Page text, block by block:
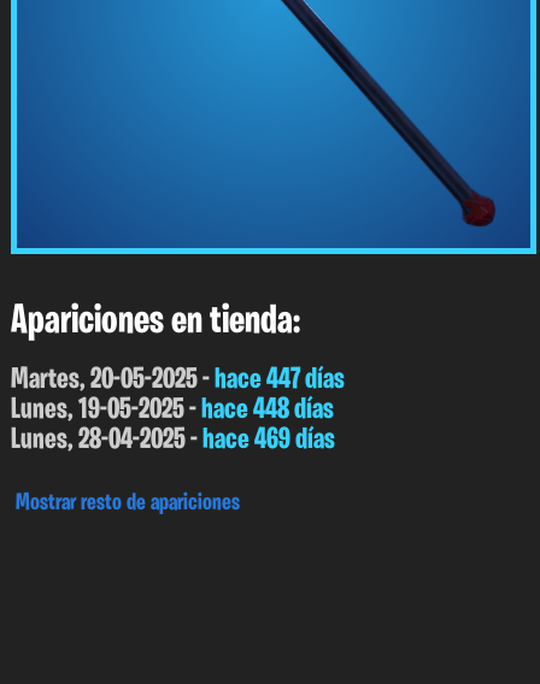
Apariciones en tienda:
Martes, 20-05-2025 -hace 447 días
Lunes, 19-05-2025 -hace 448 días
Lunes, 28-04-2025 -hace 469 días
Mostrar resto de apariciones